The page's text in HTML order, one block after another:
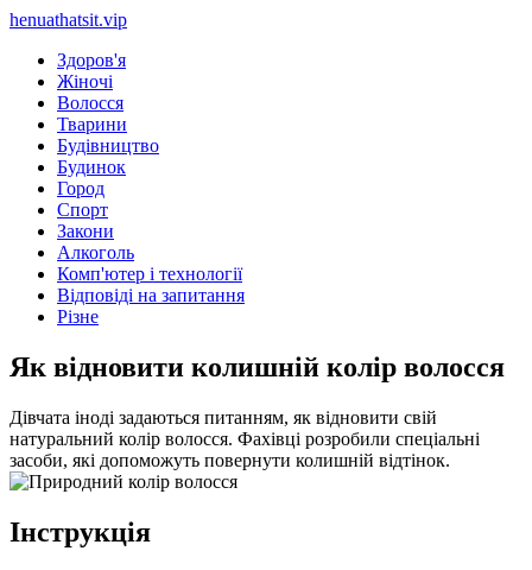
henuathatsit.vip
Здоров'я
Жіночі
Волосся
Тварини
Будівництво
Будинок
Город
Спорт
Закони
Алкоголь
Комп'ютер і технології
Відповіді на запитання
Різне
Як відновити колишній колір волосся
Дівчата іноді задаються питанням, як відновити свій
натуральний колір волосся. Фахівці розробили спеціальні
засоби, які допоможуть повернути колишній відтінок.
Інструкція